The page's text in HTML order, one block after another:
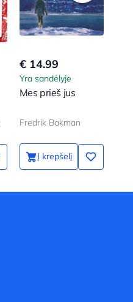
€ 14.99
Yra sandėlyje
Mes prieš jus
Fredrik Bakman
Į krepšelį